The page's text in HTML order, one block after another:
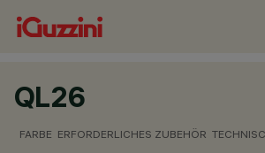
QL26
FARBE ERFORDERLICHES ZUBEHÖR